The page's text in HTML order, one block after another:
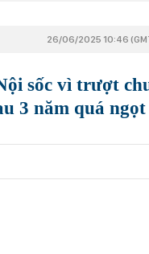
26/06/2025 10:46
sốc vì trượt
3 năm quá ngọt